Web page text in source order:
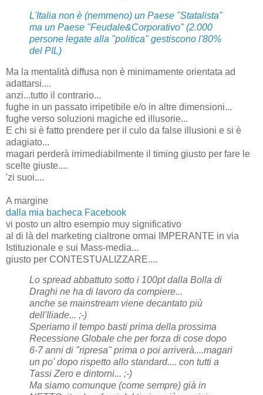
L'Italia non è (nemmeno) un Paese "Statalista"
ma un Paese "Feudale&Corporativo" (2.000
persone legate alla "politica" gestiscono l'80%
del PIL)
Ma la mentalità diffusa non è minimamente orientata ad
adattarsi....
anzi...tutto il contrario...
fughe in un passato irripetibile e/o in altre dimensioni...
fughe verso soluzioni magiche ed illusorie...
E chi si è fatto prendere per il culo da false illusioni e si è
adagiato...
magari perderà irrimediabilmente il timing giusto per fare le
scelte giuste....
'zi suoi....
A margine
dalla mia bacheca Facebook
vi posto un altro esempio muy significativo
al di là del marketing cialtrone ormai IMPERANTE in via
Istituzionale e sui Mass-media...
giusto per CONTESTUALIZZARE....
Lo spread abbattuto sotto i 100pt dalla Bolla di
Draghi ne ha di lavoro da compiere...
anche se mainstream viene decantato più
dell'Iliade... ;-)
Speriamo il tempo basti prima della prossima
Recessione Globale che per forza di cose dopo
6-7 anni di "ripresa" prima o poi arriverà....magari
un po' dopo rispetto allo standard.... con tutti a
Tassi Zero e dintorni... ;-)
Ma siamo comunque (come sempre) già in